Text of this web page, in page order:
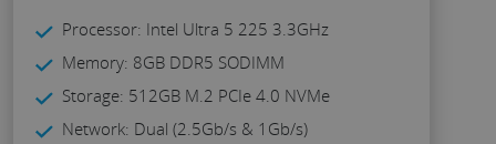
Processor: Intel Ultra 5 225 3.3GHz
Memory: 8GB DDR5 SODIMM
Storage: 512GB M.2 PCIe 4.0 NVMe
Network: Dual (2.5Gb/s & 1Gb/s)